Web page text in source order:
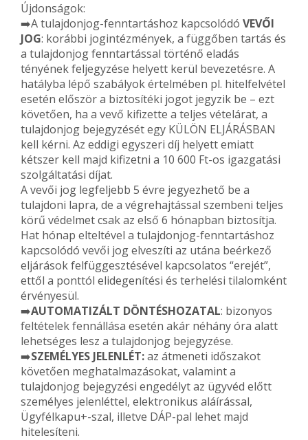
Újdonságok:
➡️A tulajdonjog-fenntartáshoz kapcsolódó VEVŐI
JOG: korábbi jogintézmények, a függőben tartás és
a tulajdonjog fenntartással történő eladás
tényének feljegyzése helyett kerül bevezetésre. A
hatályba lépő szabályok értelmében pl. hitelfelvétel
esetén először a biztosítéki jogot jegyzik be – ezt
követően, ha a vevő kifizette a teljes vételárat, a
tulajdonjog bejegyzését egy KÜLÖN ELJÁRÁSBAN
kell kérni. Az eddigi egyszeri díj helyett emiatt
kétszer kell majd kifizetni a 10 600 Ft-os igazgatási
szolgáltatási díjat.
A vevői jog legfeljebb 5 évre jegyezhető be a
tulajdoni lapra, de a végrehajtással szembeni teljes
körű védelmet csak az első 6 hónapban biztosítja.
Hat hónap elteltével a tulajdonjog-fenntartáshoz
kapcsolódó vevői jog elveszíti az utána beérkező
eljárások felfüggesztésével kapcsolatos “erejét”,
ettől a ponttól elidegenítési és terhelési tilalomként
érvényesül.
➡️AUTOMATIZÁLT DÖNTÉSHOZATAL: bizonyos
feltételek fennállása esetén akár néhány óra alatt
lehetséges lesz a tulajdonjog bejegyzése.
➡️SZEMÉLYES JELENLÉT:az átmeneti időszakot
követően meghatalmazásokat, valamint a
tulajdonjog bejegyzési engedélyt az ügyvéd előtt
személyes jelenléttel, elektronikus aláírással,
Ügyfélkapu+-szal, illetve DÁP-pal lehet majd
hitelesíteni.